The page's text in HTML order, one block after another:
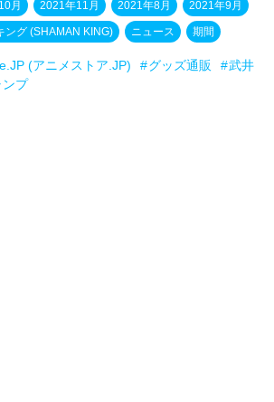
月 2021年11月 2021年8月 2021年9月
ング (SHAMAN KING) ニュース 期間
(アニメストア.JP) グッズ通販
武井
プ